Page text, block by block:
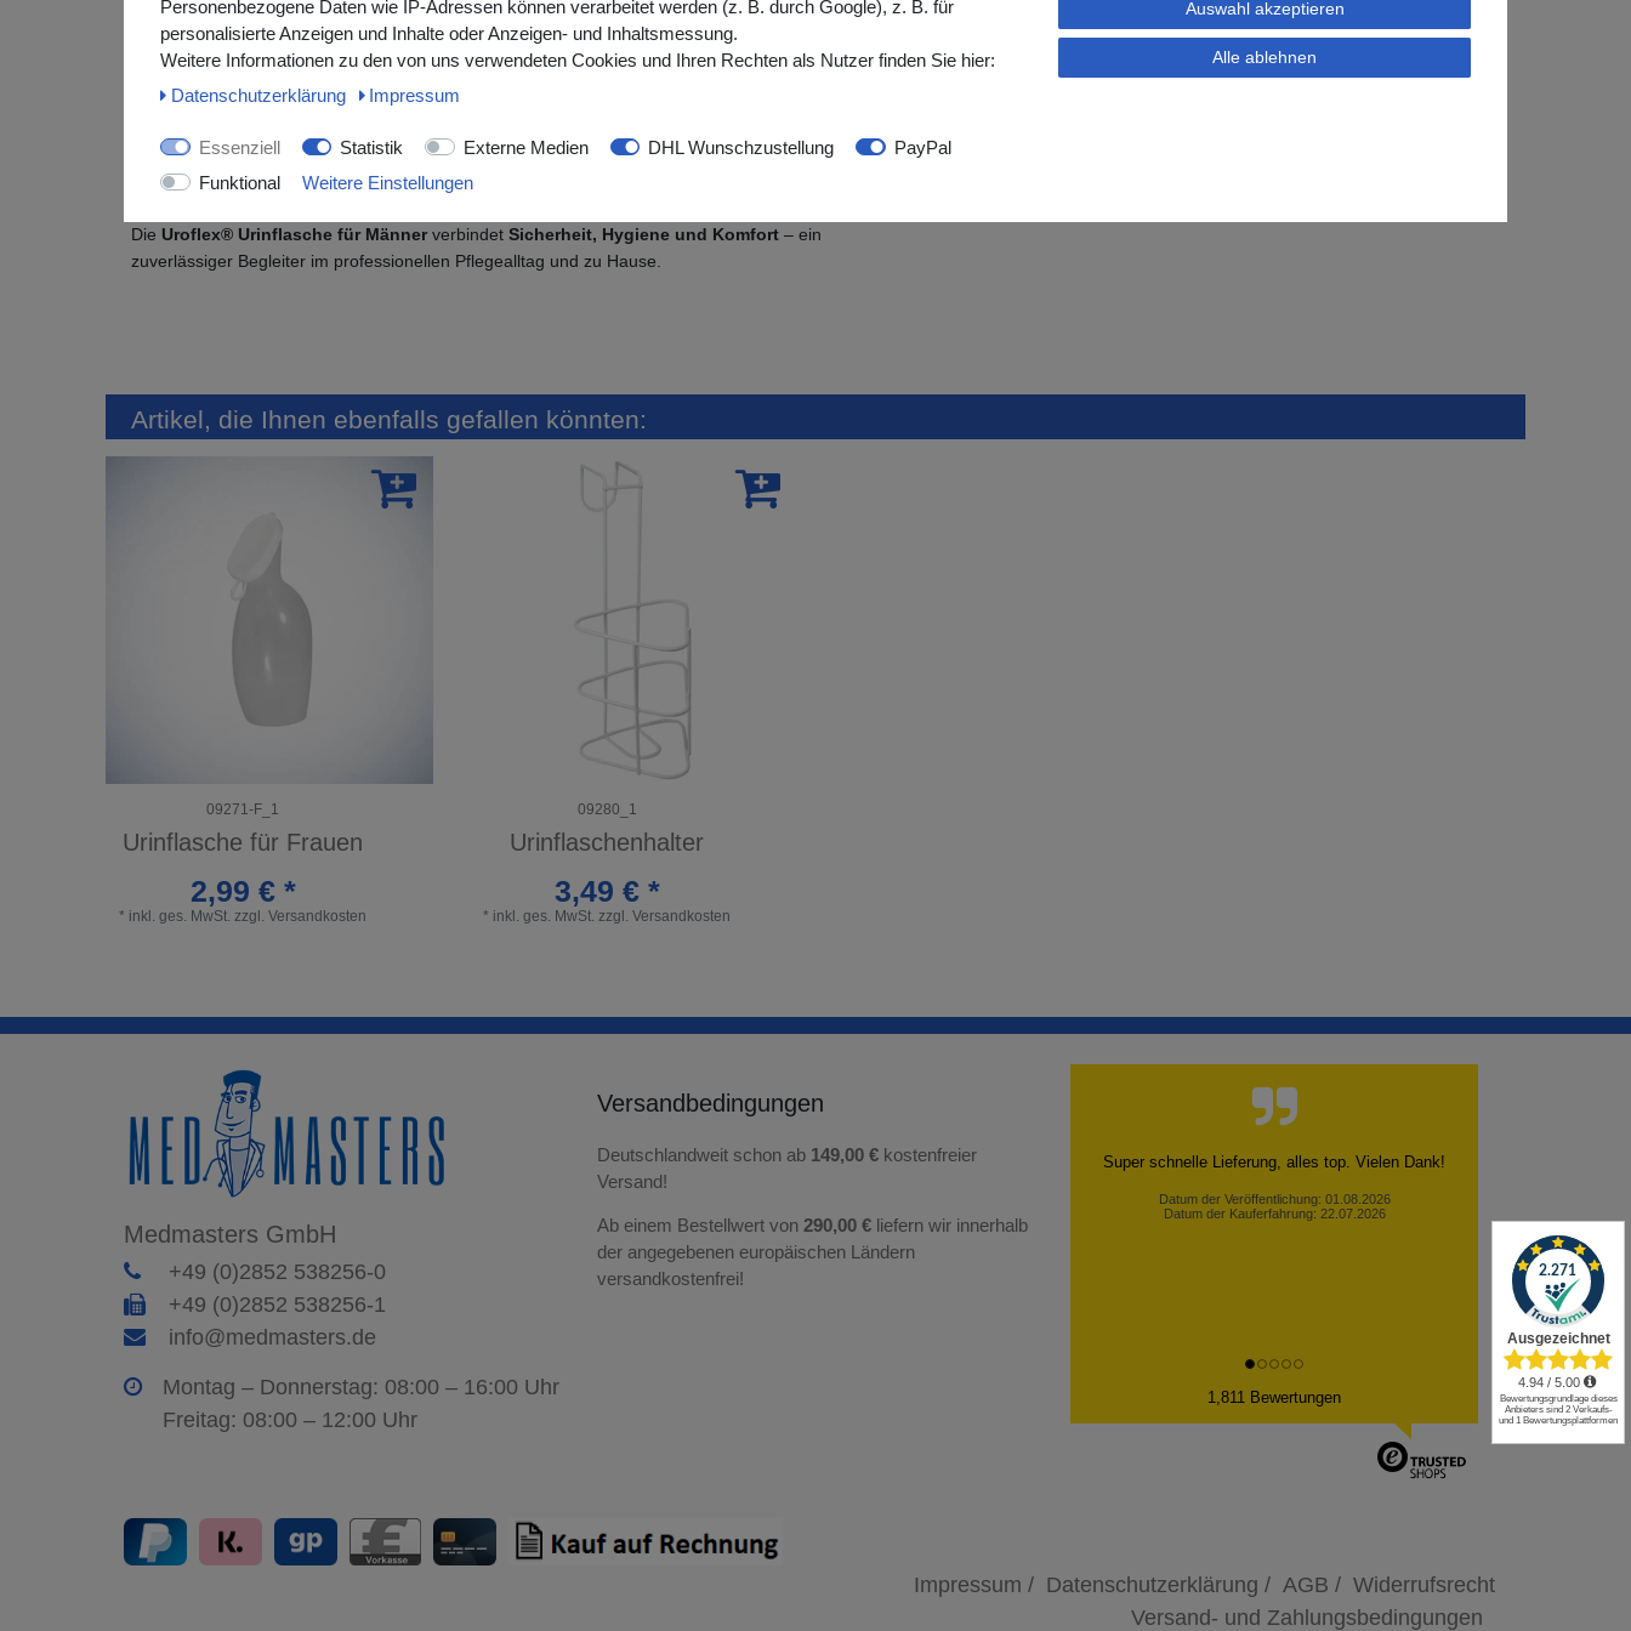
Eigenschaften der Uroflex® Urinflasche
Gefertigt ausrobustem Polypropylen(PP) – stabil und dennoch leicht
Volumen: 1 Liter
In 50 ml Schritten graduiert
Autoklavierbar bis 130 °Cfür hygienische Wiederverwendung
MitDeckelfür hygienisches Verschließen
Die Uroflex® Urinflasche für Männer verbindet Sicherheit, Hygiene und Komfort – ein
zuverlässiger Begleiter im professionellen Pflegealltag und zu Hause.
Artikel, die Ihnen ebenfalls gefallen könnten:
09271-F_1
Urinflasche für Frauen
2,99 € *
* inkl. ges. MwSt. zzgl.Versandkosten
09280_1
Urinflaschenhalter
3,49 € *
* inkl. ges. MwSt. zzgl.Versandkosten
Medmasters GmbH
+49 (0)2852 538256-0
+49 (0)2852 538256-1
info@medmasters.de
Montag – Donnerstag: 08:00 – 16:00 Uhr
Freitag: 08:00 – 12:00 Uhr
Versandbedingungen
Deutschlandweit schon ab 149,00 € kostenfreier
Versand!
Ab einem Bestellwert von 290,00 € liefern wir innerhalb
der angegebenen europäischen Ländern
versandkostenfrei!
Super schnelle Lieferung, alles top. Vielen Dank!
Datum der Veröffentlichung: 01.08.2026
Datum der Kauferfahrung: 22.07.2026
1,811 Bewertungen
Impressum / Datenschutzerklärung / AGB / Widerrufsrecht
Versand- und Zahlungsbedingungen
Personenbezogene Daten wie IP-Adressen können verarbeitet werden (z. B. durch Google), z. B. für
personalisierte Anzeigen und Inhalte oder Anzeigen- und Inhaltsmessung.
Weitere Informationen zu den von uns verwendeten Cookies und Ihren Rechten als Nutzer finden Sie hier:
Daten­schutz­erklärung
Impressum
Essenziell Statistik Externe Medien DHL Wunschzustellung
PayPal
Funktional
Weitere Einstellungen
Auswahl akzeptieren
Alle ablehnen